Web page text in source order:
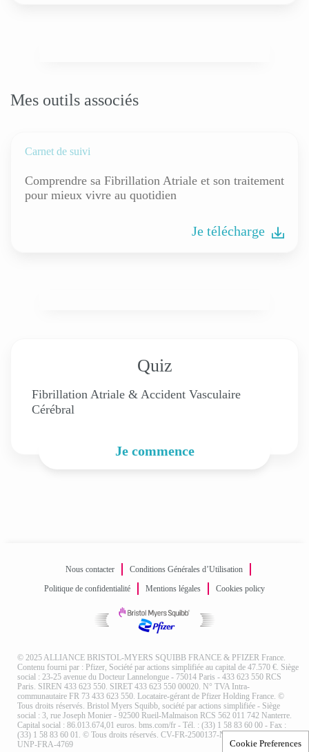
Mes outils associés
Carnet de suivi
Comprendre sa Fibrillation Atriale et son traitement
pour mieux vivre au quotidien
Je télécharge
Quiz
Fibrillation Atriale & Accident Vasculaire
Cérébral
Je commence
Nous contacter
Conditions Générales d’Utilisation
Politique de confidentialité
Mentions légales Cookies policy
© 2025 ALLIANCE BRISTOL-MYERS SQUIBB FRANCE & PFIZER France.
Contenu fourni par : Pfizer, Société par actions simplifiée au capital de 47.570 €. Siège
social : 23-25 avenue du Docteur Lannelongue - 75014 Paris - 433 623 550 RCS
Paris. SIREN 433 623 550. SIRET 433 623 550 00020. N° TVA Intra-
communautaire FR 73 433 623 550. Locataire-gérant de Pfizer Holding France. ©
Tous droits réservés. Bristol Myers Squibb, société par actions simplifiée - Siège
social : 3, rue Joseph Monier - 92500 Rueil-Malmaison RCS 562 011 742 Nanterre.
Capital social : 86.013.674,01 euros. bms.com/fr - Tél. : (33) 1 58 83 60 00 - Fax :
(33) 1 58 83 60 01. © Tous droits réservés. CV-FR-2500137-NP-Juin 2025 - PP-
UNP-FRA-4769
Cookie Preferences